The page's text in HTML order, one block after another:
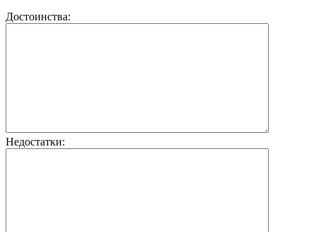
Достоинства:
Недостатки: